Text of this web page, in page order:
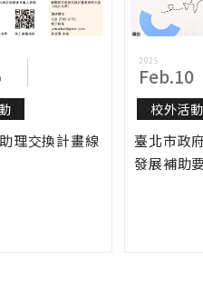
理交換計畫線
2025
Feb.10
校外活動
臺北市政
發展補助